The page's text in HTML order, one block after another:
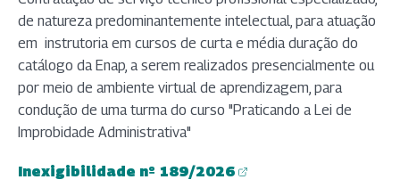
de natureza predominantemente intelectual, para atuação
em instrutoria em cursos de curta e média duração do
catálogo da Enap, a serem realizados presencialmente ou
por meio de ambiente virtual de aprendizagem, para
condução de uma turma do curso "Praticando a Lei de
Improbidade Administrativa"
Inexigibilidade nº 189/2026
(abre em nova aba)